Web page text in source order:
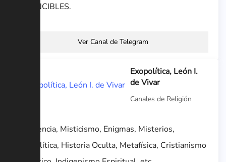
INVENCIBLES.
Ver Canal de Telegram
Exopolítica, León I.
de Vivar
Canales de Religión
Conciencia, Misticismo, Enigmas, Misterios,
Exopolítica, Historia Oculta, Metafísica, Cristianismo